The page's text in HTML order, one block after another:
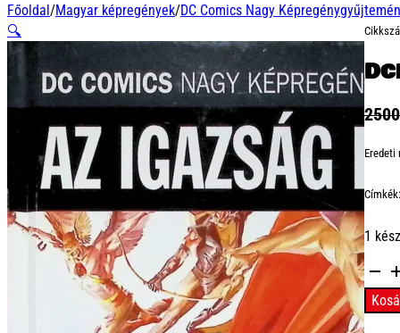
Főoldal/Magyar képregények/DC Comics Nagy
🔍
Eredeti
1
DCNK
30
-